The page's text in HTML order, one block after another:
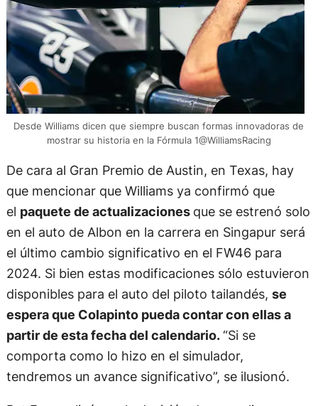
Desde Williams dicen que siempre buscan formas innovadoras de
mostrar su historia en la Fórmula 1@WilliamsRacing
De cara al Gran Premio de Austin, en Texas, hay
que mencionar que Williams ya confirmó que
el paquete de actualizaciones que se estrenó solo
en el auto de Albon en la carrera en Singapur será
el último cambio significativo en el FW46 para
2024. Si bien estas modificaciones sólo estuvieron
disponibles para el auto del piloto tailandés, se
espera que Colapinto pueda contar con ellas a
partir de esta fecha del calendario.“Si se
comporta como lo hizo en el simulador,
tendremos un avance significativo”, se ilusionó.